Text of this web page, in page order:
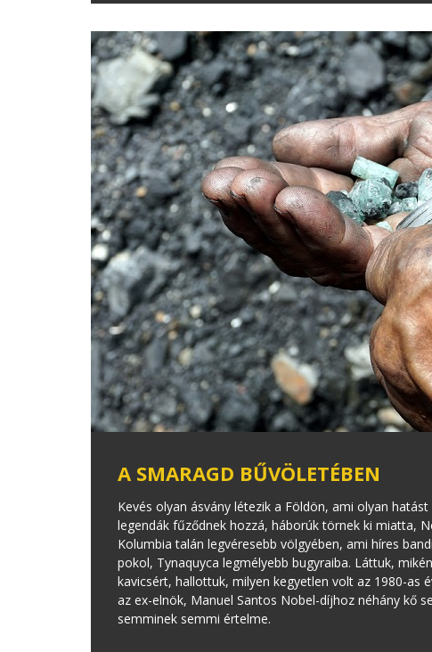
A SMARAGD BŰVÖLETÉBEN
Kevés olyan ásvány létezik a Földön, ami olyan
legendák fűződnek hozzá, háborúk törnek ki miatta,
Kolumbia talán legvéresebb völgyében, ami híres
pokol, Tynaquyca legmélyebb bugyraiba. Láttuk,
kavicsért, hallottuk, milyen kegyetlen volt az 1980-
az ex-elnök, Manuel Santos Nobel-díjhoz néhány kő
semminek semmi értelme.